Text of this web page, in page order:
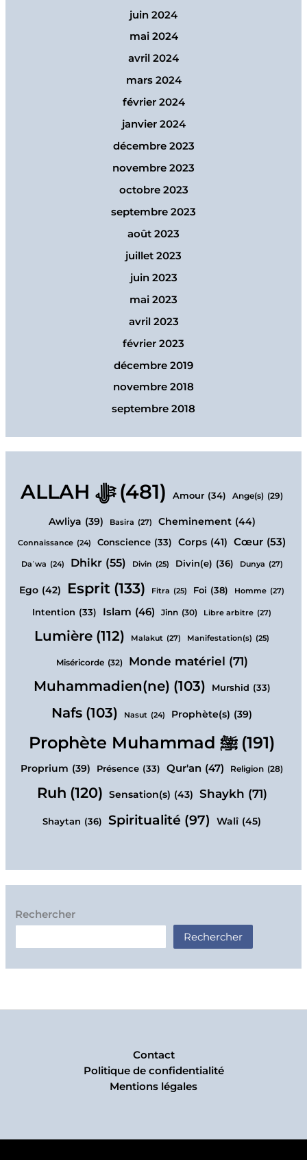
juin 2024
mai 2024
avril 2024
mars 2024
février 2024
janvier 2024
décembre 2023
novembre 2023
octobre 2023
septembre 2023
août 2023
juillet 2023
juin 2023
mai 2023
avril 2023
février 2023
décembre 2019
novembre 2018
septembre 2018
ALLAH ﷻ (481) Amour (34) Ange(s) (29)
Awliya (39) Basira (27) Cheminement (44)
Connaissance (24) Conscience (33) Corps (41) Cœur (53)
Daʿwa (24) Dhikr (55) Divin (25) Divin(e) (36) Dunya (27)
Ego (42) Esprit (133) Fitra (25) Foi (38) Homme (27)
Intention (33) Islam (46) Jinn (30) Libre arbitre (27)
Lumière (112) Malakut (27) Manifestation(s) (25)
Miséricorde (32) Monde matériel (71)
Muhammadien(ne) (103) Murshid (33)
Nafs (103) Nasut (24) Prophète(s) (39)
Prophète Muhammad ﷺ (191)
Proprium (39) Présence (33) Qur'an (47) Religion (28)
Ruh (120) Sensation(s) (43) Shaykh (71)
Shaytan (36) Spiritualité (97) Walî (45)
Rechercher
Rechercher
Contact
Politique de confidentialité
Mentions légales